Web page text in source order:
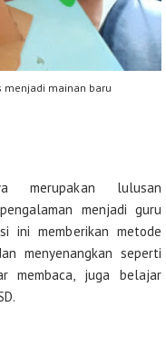
menjadi mainan baru
merupakan lulusan
menjadi guru
ini memberikan metode
menyenangkan seperti
membaca, juga belajar